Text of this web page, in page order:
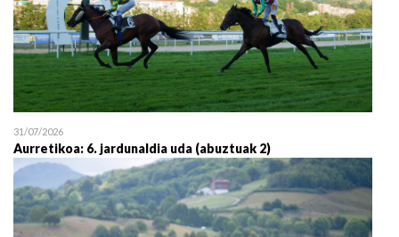
31/07/2026
Aurretikoa: 6. jardunaldia uda (abuztuak 2)